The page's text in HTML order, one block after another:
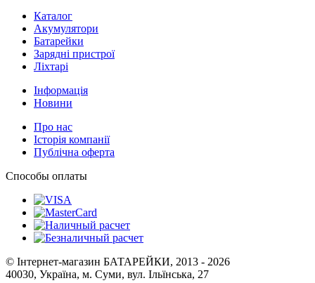
Каталог
Акумулятори
Батарейки
Зарядні пристрої
Ліхтарі
Інформація
Новини
Про нас
Історія компанії
Публічна оферта
Способы оплаты
© Інтернет-магазин БАТАРЕЙКИ, 2013 - 2026
40030, Україна, м. Суми, вул. Ільїнська, 27